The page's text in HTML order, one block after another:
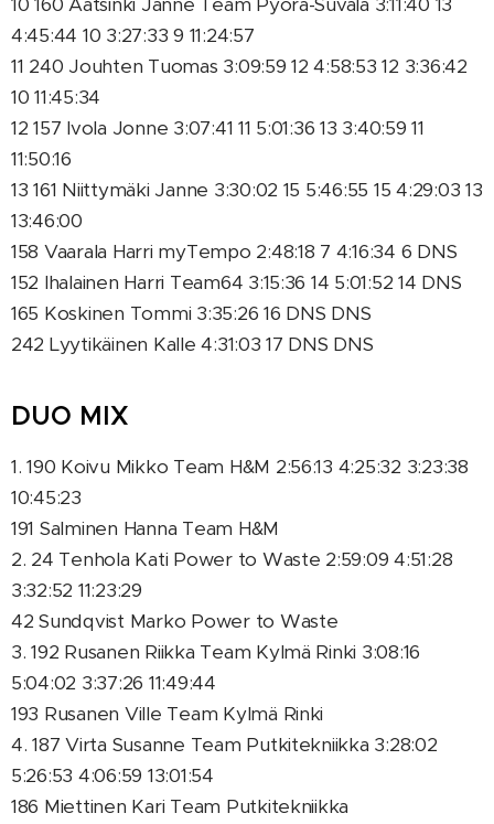
4:45:44 10 3:27:33 9 11:24:57
11 240 Jouhten Tuomas 3:09:59 12 4:58:53 12 3:36:42
10 11:45:34
12 157 Ivola Jonne 3:07:41 11 5:01:36 13 3:40:59 11
11:50:16
13 161 Niittymäki Janne 3:30:02 15 5:46:55 15 4:29:03 13
13:46:00
158 Vaarala Harri myTempo 2:48:18 7 4:16:34 6 DNS
152 Ihalainen Harri Team64 3:15:36 14 5:01:52 14 DNS
165 Koskinen Tommi 3:35:26 16 DNS DNS
242 Lyytikäinen Kalle 4:31:03 17 DNS DNS
DUO MIX
1. 190 Koivu Mikko Team H&M 2:56:13 4:25:32 3:23:38
10:45:23
191 Salminen Hanna Team H&M
2. 24 Tenhola Kati Power to Waste 2:59:09 4:51:28
3:32:52 11:23:29
42 Sundqvist Marko Power to Waste
3. 192 Rusanen Riikka Team Kylmä Rinki 3:08:16
5:04:02 3:37:26 11:49:44
193 Rusanen Ville Team Kylmä Rinki
4. 187 Virta Susanne Team Putkitekniikka 3:28:02
5:26:53 4:06:59 13:01:54
186 Miettinen Kari Team Putkitekniikka